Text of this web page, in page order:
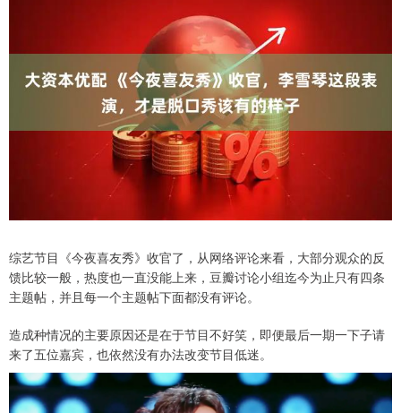
综艺节目《今夜喜友秀》收官了，从网络评论来看，大部分观众的反
馈比较一般，热度也一直没能上来，豆瓣讨论小组迄今为止只有四条
主题帖，并且每一个主题帖下面都没有评论。
造成种情况的主要原因还是在于节目不好笑，即便最后一期一下子请
来了五位嘉宾，也依然没有办法改变节目低迷。